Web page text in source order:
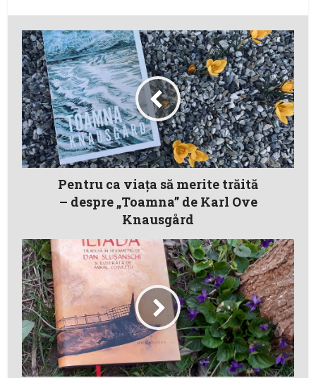
Pentru ca viaţa să merite trăită
– despre „Toamna” de Karl Ove
Knausgård